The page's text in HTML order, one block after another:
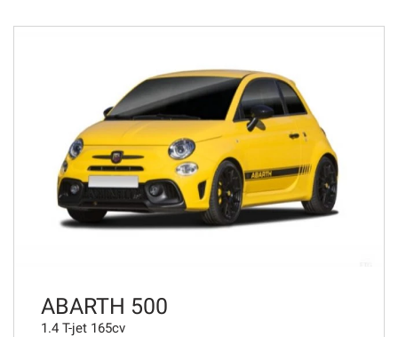
ABARTH 500
1.4 T-jet 165cv